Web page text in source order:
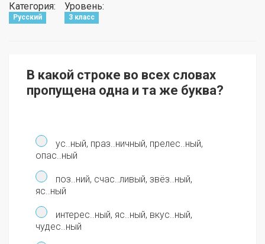
Категория:
Русский
Уровень:
3 класс
В какой строке во всех словах
пропущена одна и та же буква?
ус..ный, праз..ничный, прелес..ный,
опас..ный
поз..ний, счас..ливый, звёз..ный,
яс..ный
интерес..ный, яс..ный, вкус..ный,
чудес..ный